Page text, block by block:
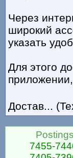
Через
широкий
указать
Для этого
Достав...
7455-